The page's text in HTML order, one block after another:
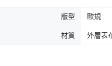
版型 歐規
材質 外層表